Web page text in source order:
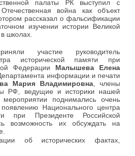
палаты РК выступил с
война как объект
рассказал о фальсификации
изучении истории Великой
школах.
участие руководитель
исторической памяти при
Федерации Малышева Елена
информации и печати
Мария Владимировна , члены
РФ, ведущие и историки нашей
поднимались очень
Национального центра
при Президенте Российской
возможность их обсуждать на
об исторических фактах,